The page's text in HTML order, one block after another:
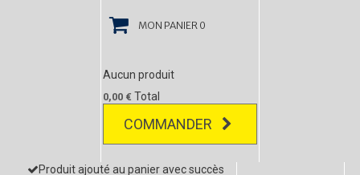
MON PANIER 0
Aucun produit
0,00 € Total
COMMANDER
Produit ajouté au panier avec succès